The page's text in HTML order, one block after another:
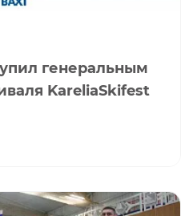
генеральным
KareliaSkifest